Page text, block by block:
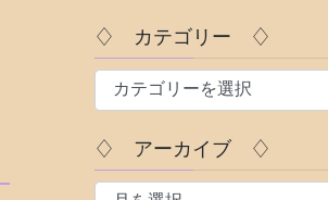
♢ カテゴリー ♢
♢
カ
ゴ
リ
♢ アーカイブ ♢
♢